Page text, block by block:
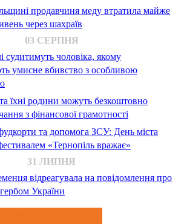
продавчиня меду втратила майже
через шахраїв
03 СЕРПНЯ
судитимуть чоловіка, якому
умисне вбивство з особливою
їхні родини можуть безкоштовно
з фінансової грамотності
та допомога ЗСУ: День міста
«Тернопіль вражає»
31 ЛИПНЯ
відреагувала на повідомлення про
України